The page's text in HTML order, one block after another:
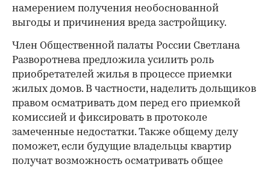
намерением получения необоснованной
выгоды и причинения вреда застройщику.
Член Общественной палаты России Светлана
Разворотнева предложила усилить роль
приобретателей жилья в процессе приемки
жилых домов. В частности, наделить дольщиков
правом осматривать дом перед его приемкой
комиссией и фиксировать в протоколе
замеченные недостатки. Также общему делу
поможет, если будущие владельцы квартир
получат возможность осматривать общее